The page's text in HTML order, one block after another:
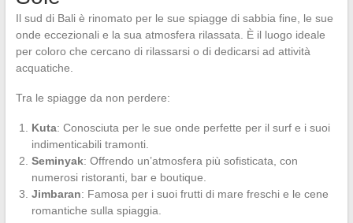
Il sud di Bali è rinomato per le sue spiagge di sabbia fine, le sue
onde eccezionali e la sua atmosfera rilassata. È il luogo ideale
per coloro che cercano di rilassarsi o di dedicarsi ad attività
acquatiche.
Tra le spiagge da non perdere:
Kuta: Conosciuta per le sue onde perfette per il surf e i suoi
indimenticabili tramonti.
Seminyak: Offrendo un’atmosfera più sofisticata, con
numerosi ristoranti, bar e boutique.
Jimbaran: Famosa per i suoi frutti di mare freschi e le cene
romantiche sulla spiaggia.